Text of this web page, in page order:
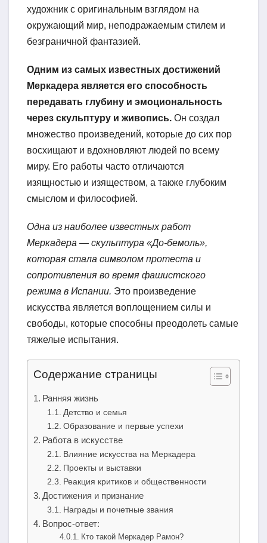
художник с оригинальным взглядом на
окружающий мир, неподражаемым стилем и
безграничной фантазией.
Одним из самых известных достижений
Меркадера является его способность
передавать глубину и эмоциональность
через скульптуру и живопись. Он создал
множество произведений, которые до сих пор
восхищают и вдохновляют людей по всему
миру. Его работы часто отличаются
изящностью и изяществом, а также глубоким
смыслом и философией.
Одна из наиболее известных работ
Меркадера — скульптура «До-бемоль»,
которая стала символом протеста и
сопротивления во время фашистского
режима в Испании. Это произведение
искусства является воплощением силы и
свободы, которые способны преодолеть самые
тяжелые испытания.
Содержание страницы
Ранняя жизнь
Детство и семья
Образование и первые успехи
Работа в искусстве
Влияние искусства на Меркадера
Проекты и выставки
Реакция критиков и общественности
Достижения и признание
Награды и почетные звания
Вопрос-ответ:
Кто такой Меркадер Рамон?